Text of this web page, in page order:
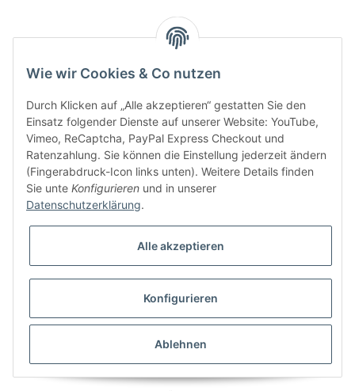
Bitte senden Sie mir entsprechend IhrerDatenschutzerklärungregelmäßig und
jederzeit widerruflich Informationen zu Ihrem Produktsortiment per E-Mail zu.
* Alle Preise inkl. gesetzlicher USt., zzgl.
Wie wir Cookies & Co nutzen
Durch Klicken auf „Alle akzeptieren“ gestatten Sie den
Einsatz folgender Dienste auf unserer Website: YouTube,
Vimeo, ReCaptcha, PayPal Express Checkout und
Ratenzahlung. Sie können die Einstellung jederzeit ändern
(Fingerabdruck-Icon links unten). Weitere Details finden
Sie unte Konfigurieren und in unserer
Datenschutzerklärung.
Alle akzeptieren
Konfigurieren
Ablehnen